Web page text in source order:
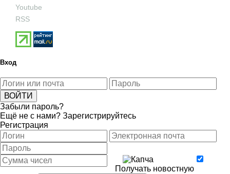
Youtube
RSS
Вход
Забыли пароль?
Ещё не с нами? Зарегистрируйтесь
Регистрация
Получать новостную